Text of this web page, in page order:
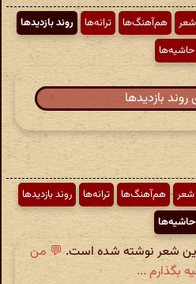
هم‌آهنگ‌ها ترانه‌ها
روند بازدیدها
حاشیه‌ها
روند بازدیدها
هم‌آهنگ‌ها ترانه‌ها
روند بازدیدها
حاشیه‌ها
این شعر نوشته شده است.💬 من
بگذارم ...